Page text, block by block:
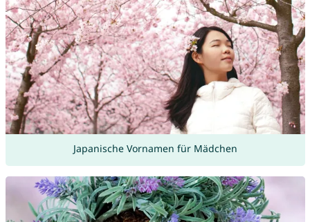
Japanische Vornamen für Mädchen